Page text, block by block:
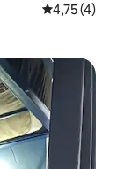
4,75 (4)